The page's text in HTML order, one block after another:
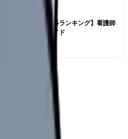
仕事が大変な診療科ランキング】看護師
トレス対策完全ガイド
い人